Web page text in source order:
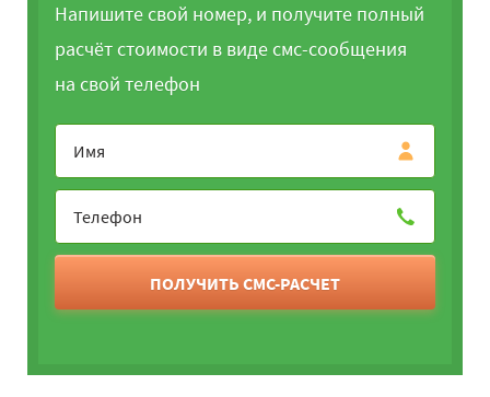
Напишите свой номер, и получите полный
расчёт стоимости в виде смс-сообщения
на свой телефон
ПОЛУЧИТЬ СМС-РАСЧЕТ